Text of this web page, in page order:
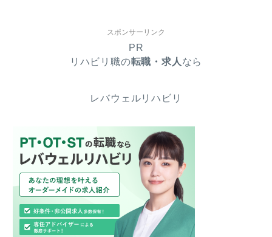
スポンサーリンク
PR
リハビリ職の転職・求人 なら
レバウェルリハビリ